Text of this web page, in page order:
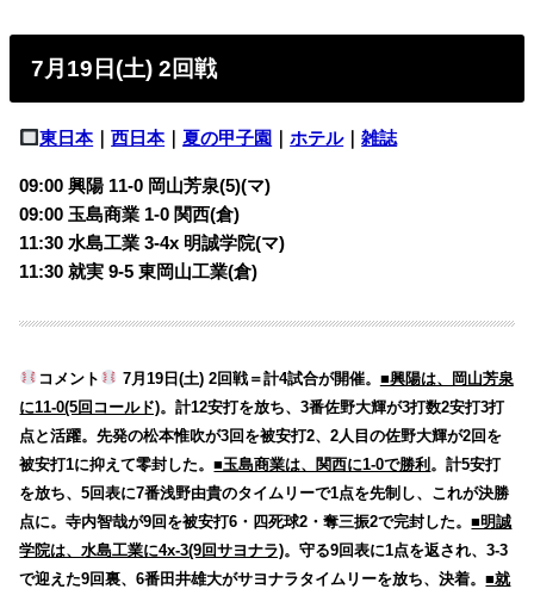
7月19日(土) 2回戦
東日本｜西日本｜夏の甲子園 ｜ホテル｜雑誌
09:00 興陽 11-0 岡山芳泉(5)(マ)
09:00 玉島商業 1-0 関西(倉)
11:30 水島工業 3-4x 明誠学院(マ)
11:30 就実 9-5 東岡山工業(倉)
コメント 7月19日(土) 2回戦＝計4試合が開催。 ■興陽は、岡山芳泉
に11-0(5回コールド)。計12安打を放ち、3番佐野大輝が3打数2安打3打
点と活躍。先発の松本惟吹が3回を被安打2、2人目の佐野大輝が2回を
被安打1に抑えて零封した。■玉島商業は、関西に1-0で勝利。計5安打
を放ち、5回表に7番浅野由貴のタイムリーで1点を先制し、これが決勝
点に。寺内智哉が9回を被安打6・四死球2・奪三振2で完封した。■明誠
学院は、水島工業に4x-3(9回サヨナラ)。守る9回表に1点を返され、3-3
で迎えた9回裏、6番田井雄大がサヨナラタイムリーを放ち、決着。■就